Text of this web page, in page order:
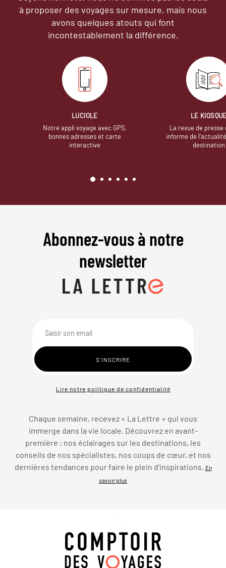
à proposer des voyages sur mesure, mais nous
avons quelques atouts qui font
incontestablement la différence.
LUCIOLE
Notre appli voyage avec GPS,
bonnes adresses et carte
interactive
LE
La revue de presse
informe de
destination
Abonnez-vous à notre
newsletter
Lire notre politique de confidentialité
Chaque semaine, recevez « La Lettre » qui vous
immerge dans la vie locale. Découvrez en avant-
première : nos éclairages sur les destinations, les
conseils de nos spécialistes, nos coups de cœur, et nos
dernières tendances pour faire le plein d’inspirations. En
savoir plus